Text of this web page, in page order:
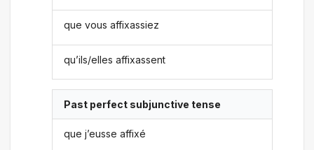
que vous affixassiez
qu’ils/elles affixassent
Past perfect subjunctive tense
que j’eusse affixé